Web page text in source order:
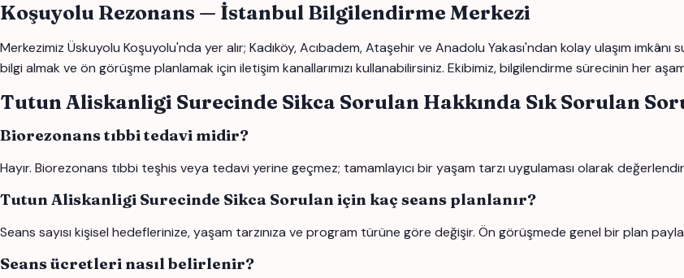
Koşuyolu Rezonans — İstanbul Bilgilendirme Merkezi
Merkezimiz Üskuyolu Koşuyolu'nda yer alır; Kadıköy, Acıbadem, Ataşehir ve Anadolu Yakası'ndan kolay ulaşım
bilgi almak ve ön görüşme planlamak için iletişim kanallarımızı kullanabilirsiniz. Ekibimiz, bilgilendirme sürecinin her
Tutun Aliskanligi Surecinde Sikca Sorulan Hakkında Sık Sorulan
Biorezonans tıbbi tedavi midir?
Hayır. Biorezonans tıbbi teşhis veya tedavi yerine geçmez; tamamlayıcı bir yaşam tarzı uygulaması olarak
Tutun Aliskanligi Surecinde Sikca Sorulan için kaç seans planlanır?
Seans sayısı kişisel hedeflerinize, yaşam tarzınıza ve program türüne göre değişir. Ön görüşmede genel bir plan
Seans ücretleri nasıl belirlenir?